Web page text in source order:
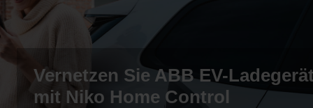
Vernetzen Sie ABB EV-
mit Niko Home Control